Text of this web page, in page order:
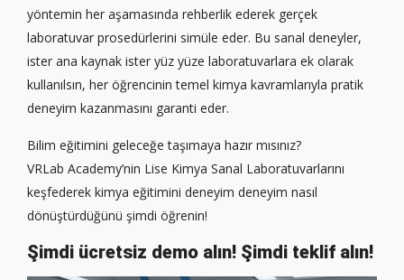
yöntemin her aşamasında rehberlik ederek gerçek
laboratuvar prosedürlerini simüle eder. Bu sanal deneyler,
ister ana kaynak ister yüz yüze laboratuvarlara ek olarak
kullanılsın, her öğrencinin temel kimya kavramlarıyla pratik
deneyim kazanmasını garanti eder.
Bilim eğitimini geleceğe taşımaya hazır mısınız?
VRLab Academy’nin Lise Kimya Sanal Laboratuvarlarını
keşfederek kimya eğitimini deneyim deneyim nasıl
dönüştürdüğünü şimdi öğrenin!
Şimdi ücretsiz demo alın! Şimdi teklif alın!